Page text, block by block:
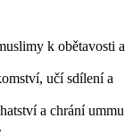
k obětavosti a
učí sdílení a
a chrání ummu